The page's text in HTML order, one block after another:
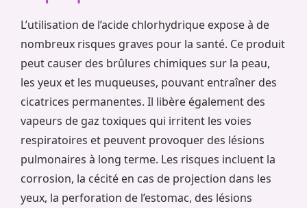
L’utilisation de l’acide chlorhydrique expose à de
nombreux risques graves pour la santé. Ce produit
peut causer des brûlures chimiques sur la peau,
les yeux et les muqueuses, pouvant entraîner des
cicatrices permanentes. Il libère également des
vapeurs de gaz toxiques qui irritent les voies
respiratoires et peuvent provoquer des lésions
pulmonaires à long terme. Les risques incluent la
corrosion, la cécité en cas de projection dans les
yeux, la perforation de l’estomac, des lésions